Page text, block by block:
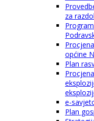
za
općine
Plan
e-
Plan